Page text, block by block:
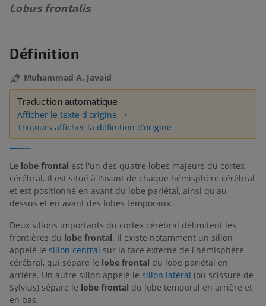
Lobus frontalis
Définition
Muhammad A. Javaid
Traduction automatique
Afficher le texte d'origine
Toujours afficher la définition d’origine
Le lobe frontal est l'un des quatre lobes majeurs du cortex
cérébral. Il est situé à l'avant de chaque hémisphère cérébral
et est positionné en avant du lobe pariétal, ainsi qu'au-
dessus et en avant des lobes temporaux.
Deux sillons importants du cortex cérébral délimitent les
frontières du lobe frontal. Il existe notamment un sillon
appelé le sillon central sur la face externe de l'hémisphère
cérébral, qui sépare le lobe frontal du lobe pariétal en
arrière. Un autre sillon appelé le sillon latéral (ou scissure de
Sylvius) sépare le lobe frontal du lobe temporal en arrière et
en bas.